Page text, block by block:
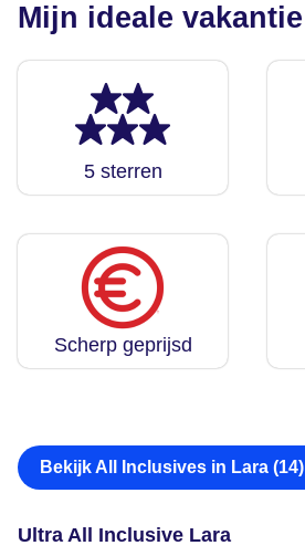
Mijn ideale vakantie
5 sterren
Scherp geprijsd
Bekijk All Inclusives in Lara (14)
Ultra All Inclusive Lara